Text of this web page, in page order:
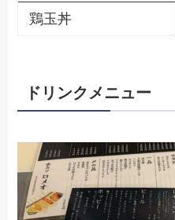
鶏玉丼
ドリンクメニュー